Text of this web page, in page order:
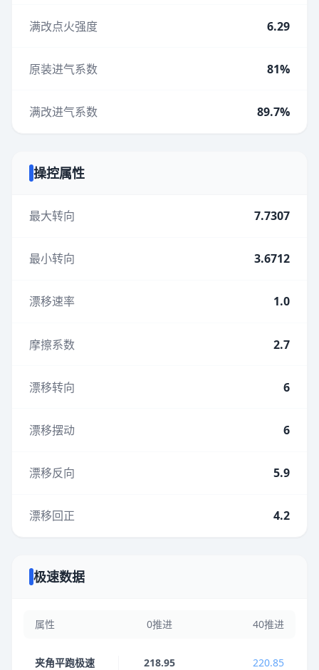
满改点火强度 6.29
原装进气系数 81%
满改进气系数 89.7%
操控属性
最大转向 7.7307
最小转向 3.6712
漂移速率 1.0
摩擦系数 2.7
漂移转向 6
漂移摆动 6
漂移反向 5.9
漂移回正 4.2
极速数据
属性 0推进 40推进
夹角平跑极速 218.95 220.85